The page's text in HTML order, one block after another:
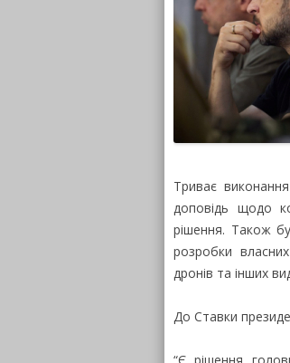
Триває
доповідь щодо
рішення. Також
розробки
дронів та інших
До Ставки